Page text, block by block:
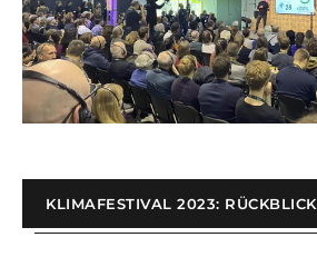
KLIMAFESTIVAL 2023: RÜCKBLICK